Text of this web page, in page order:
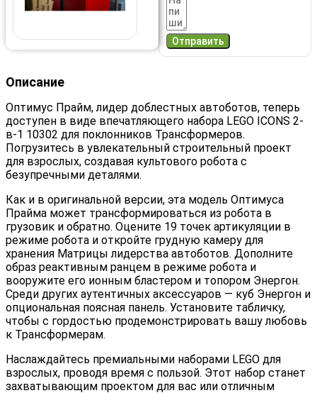
Отправить
Описание
Оптимус Прайм, лидер доблестных автоботов, теперь
доступен в виде впечатляющего набора LEGO ICONS 2-
в-1 10302 для поклонников Трансформеров.
Погрузитесь в увлекательный строительный проект
для взрослых, создавая культового робота с
безупречными деталями.
Как и в оригинальной версии, эта модель Оптимуса
Прайма может трансформироваться из робота в
грузовик и обратно. Оцените 19 точек артикуляции в
режиме робота и откройте грудную камеру для
хранения Матрицы лидерства автоботов. Дополните
образ реактивным ранцем в режиме робота и
вооружите его ионным бластером и топором Энергон.
Среди других аутентичных аксессуаров — куб Энергон и
опциональная поясная панель. Установите табличку,
чтобы с гордостью продемонстрировать вашу любовь
к Трансформерам.
Наслаждайтесь премиальными наборами LEGO для
взрослых, проводя время с пользой. Этот набор станет
захватывающим проектом для вас или отличным